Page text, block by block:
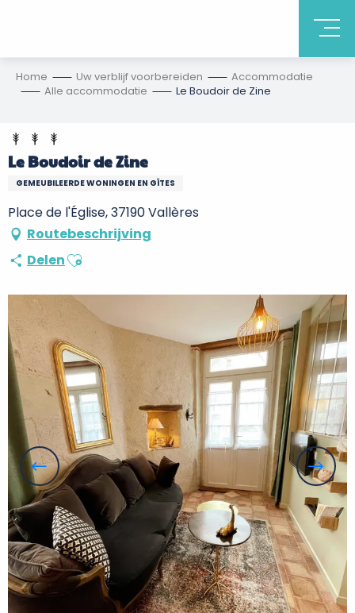
Home Uw verblijf voorbereiden
Accommodatie
Alle accommodatie
Le Boudoir de Zine
Le Boudoir de Zine
GEMEUBILEERDE WONINGEN EN GÎTES
Place de l'Église, 37190 Vallères
Routebeschrijving
DelenAjouter aux favoris